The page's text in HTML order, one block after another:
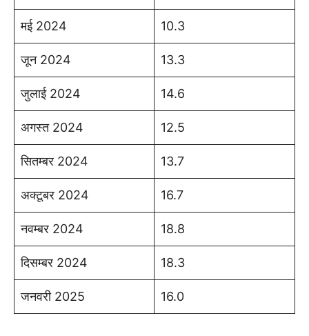
मई 2024 10.3
जून 2024 13.3
जुलाई 2024 14.6
अगस्त 2024 12.5
सितम्बर 2024 13.7
अक्टूबर 2024 16.7
नवम्बर 2024 18.8
दिसम्बर 2024 18.3
जनवरी 2025 16.0